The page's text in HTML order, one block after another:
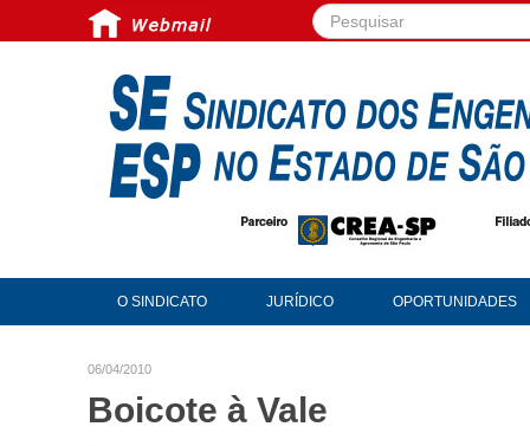
Pesquisar...
O SINDICATO JURÍDICO OPORTUNIDADES
06/04/2010
Boicote à Vale